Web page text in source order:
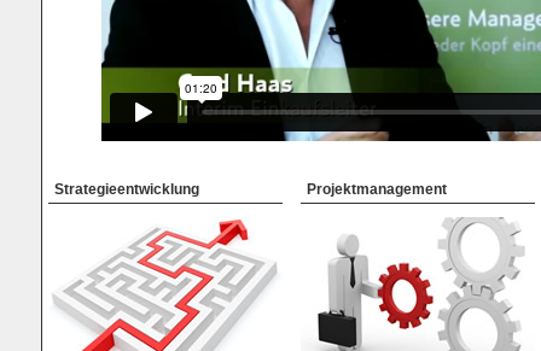
Strategieentwicklung Projektmanagement